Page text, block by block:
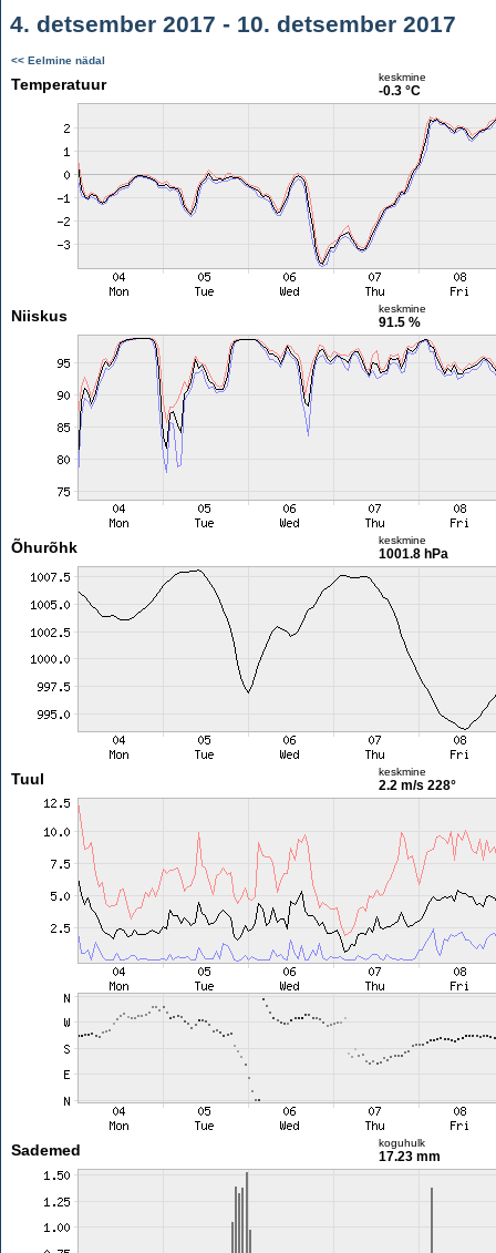
4. detsember 2017 - 10. detsember 2017
<< Eelmine nädal
Temperatuur keskmine
-0.3 °C
Niiskus keskmine
91.5 %
Õhurõhk keskmine
1001.8 hPa
Tuul keskmine
2.2 m/s 228°
Sademed koguhulk
17.23 mm